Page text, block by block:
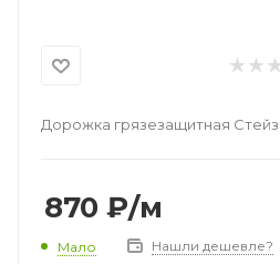
Дорожка грязезащитная Стейз
870 ₽/м
Мало Нашли дешевле?